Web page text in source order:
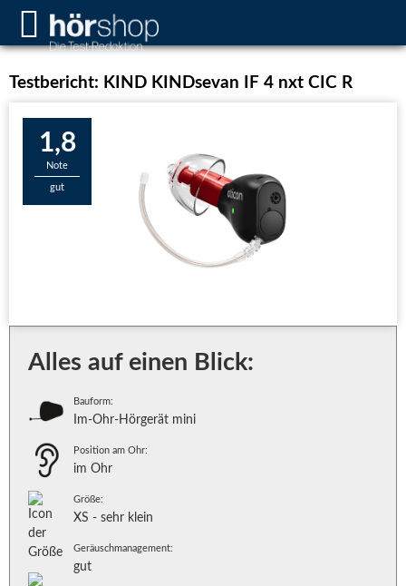
Testbericht: KIND KINDsevan IF 4 nxt CIC R
1,8
Note
gut
Alles auf einen Blick:
Bauform:
Im-Ohr-Hörgerät mini
Position am Ohr:
im Ohr
Größe:
XS - sehr klein
Geräuschmanagement:
gut